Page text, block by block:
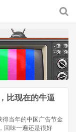
比现在的牛逼
得当年的中国广告节金
回味一遍还是很好